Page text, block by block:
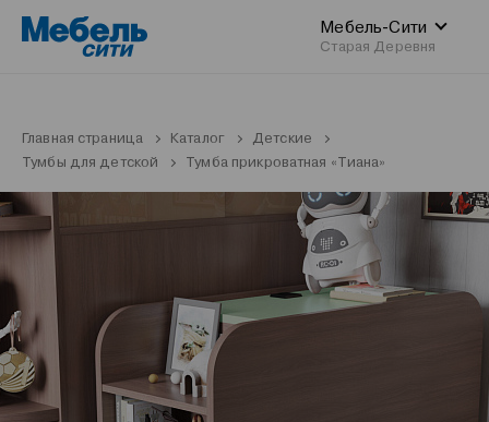
Мебель-Сити
Старая Деревня
Главная страница Каталог
Детские
Тумбы для детской
Тумба прикроватная «Тиана»